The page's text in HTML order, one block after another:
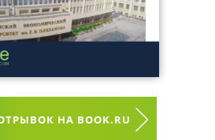
НА BOOK.RU